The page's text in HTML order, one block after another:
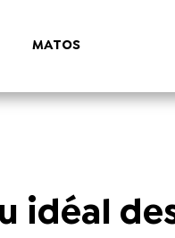
MATOS
idéal